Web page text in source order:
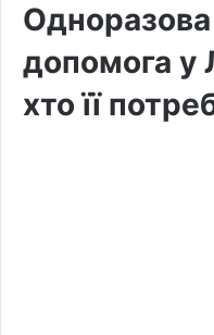
допомога у
хто її